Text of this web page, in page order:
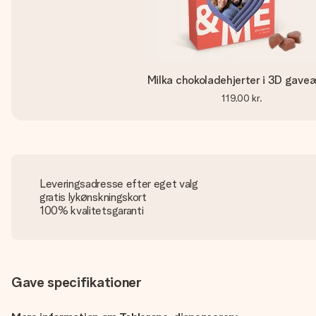
Milka chokoladehjerter i 3D
119,00 kr.
Leveringsadresse efter eget valg
gratis lykønskningskort
100% kvalitetsgaranti
Gave specifikationer